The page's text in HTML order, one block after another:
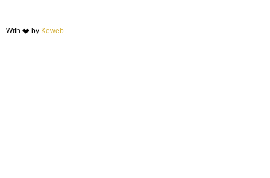
With ❤️ by Keweb